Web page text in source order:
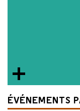
ÉVÉNEMENTS